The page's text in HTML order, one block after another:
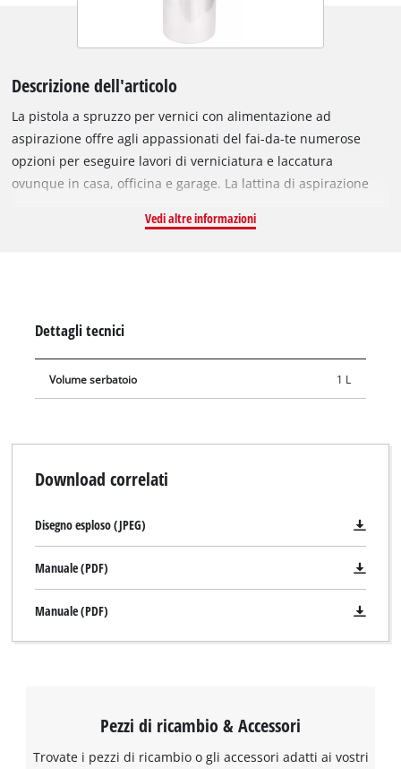
Descrizione dell'articolo
La pistola a spruzzo per vernici con alimentazione ad
aspirazione offre agli appassionati del fai-da-te numerose
opzioni per eseguire lavori di verniciatura e laccatura
ovunque in casa, officina e garage. La lattina di aspirazione
senza che il contenuto della lattina fuoriesca. Il regolatore a
quantità di vernice garantisce un dosaggio preciso della
vernice. Con una capacità di 1 litro, la lattina di aspirazione ha
generose riserve per lunghe sessioni di lavoro. È incluso un
Vedi altre informazioni
Dettagli tecnici
Volume serbatoio 1 L
Download correlati
Disegno esploso (JPEG)
Manuale (PDF)
Manuale (PDF)
Pezzi di ricambio & Accessori
Trovate i pezzi di ricambio o gli accessori adatti ai vostri